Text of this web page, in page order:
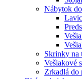
Nábytok
Skrinky na
Vešiakové
Zrkadlá do